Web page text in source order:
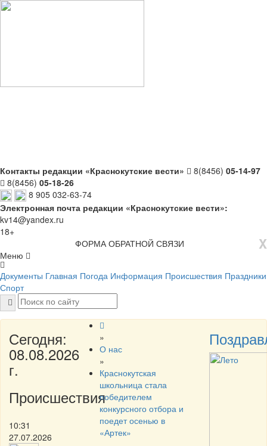
Контакты редакции «Краснокутские вести» 8(8456) 05-14-97
8(8456) 05-18-26
8 905 032-63-74
Электронная почта редакции «Краснокутские вести»:
kv14@yandex.ru
18+
X
ФОРМА ОБРАТНОЙ СВЯЗИ
Меню
Документы Главная Погода Информация Происшествия Праздники
Спорт
Сегодня:
08.08.2026
г.
Происшествия
10:31
27.07.2026
»
О нас
»
Краснокутская
школьница стала
победителем
конкурсного отбора и
поедет осенью в
«Артек»